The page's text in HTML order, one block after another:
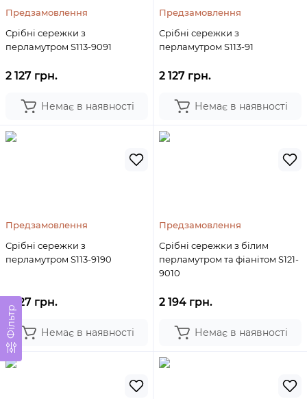
Фільтр
Предзамовлення
Срібні сережки з
перламутром S113-9091
2 127 грн.
Немає в наявності
Предзамовлення
Срібні сережки з
перламутром S113-91
2 127 грн.
Немає в наявності
Предзамовлення
Срібні сережки з
перламутром S113-9190
2 127 грн.
Немає в наявності
Предзамовлення
Срібні сережки з білим
перламутром та фіанітом S121-
9010
2 194 грн.
Немає в наявності